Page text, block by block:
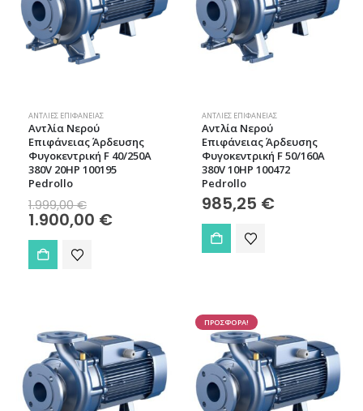
ΑΝΤΛΊΕΣ ΕΠΙΦΆΝΕΙΑΣ
Aντλία Νερού
Επιφάνειας Άρδευσης
Φυγοκεντρική F 40/250A
380V 20HP 100195
Pedrollo
1.999,00€price
was:
1.900,00 €Η
ΑΝΤΛΊΕΣ ΕΠΙΦΆΝΕΙΑΣ
Aντλία Νερού
Επιφάνειας Άρδευσης
Φυγοκεντρική F 50/160A
380V 10HP 100472
Pedrollo
985,25 €
ΠΡΟΣΦΟΡΑ!